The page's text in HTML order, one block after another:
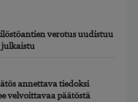
verotus uudistuu
julkaistu
annettava tiedoksi
velvoittavaa päätöstä